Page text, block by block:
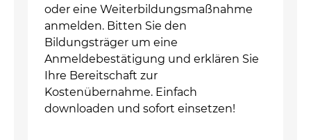
oder eine Weiterbildungsmaßnahme
anmelden. Bitten Sie den
Bildungsträger um eine
Anmeldebestätigung und erklären Sie
Ihre Bereitschaft zur
Kostenübernahme. Einfach
downloaden und sofort einsetzen!